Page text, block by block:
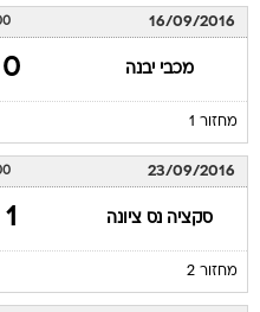
16/09/2016
מכבי יבנה 0 : 1
מחזור 1
23/09/2016
סקציה נס ציונה 1 : 1
מחזור 2